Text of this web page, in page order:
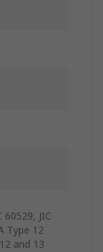
60529, JIC
Type 12
and 13